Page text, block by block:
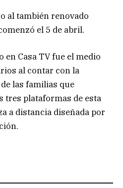
al también renovado
el 5 de abril.
en Casa TV fue el medio
al contar con la
las familias que
tres plataformas de esta
a distancia diseñada por